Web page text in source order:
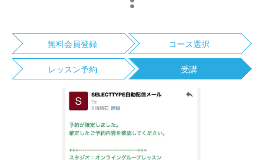
無料会員登録 コース選択
レッスン予約 受講